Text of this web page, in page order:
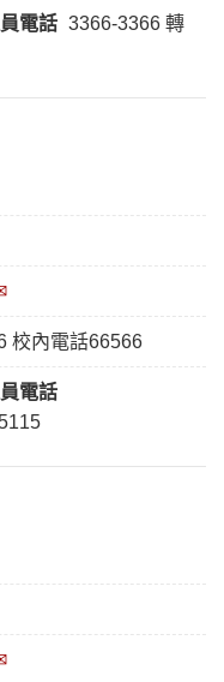
電話 3366-3366 轉
校內電話66566
電話